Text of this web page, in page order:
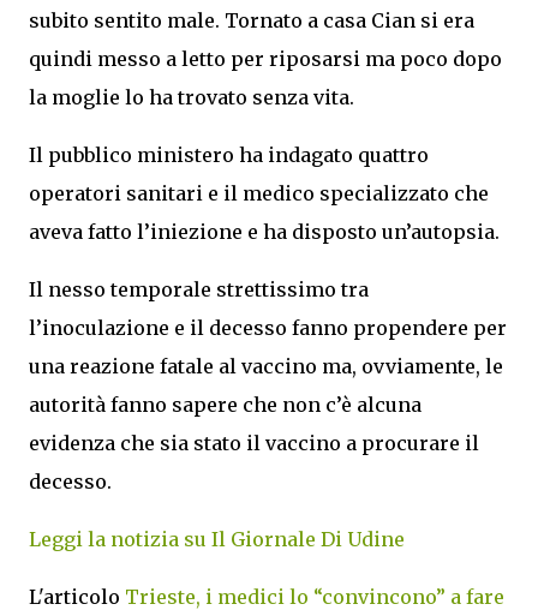
subito sentito male. Tornato a casa Cian si era
quindi messo a letto per riposarsi ma poco dopo
la moglie lo ha trovato senza vita.
Il pubblico ministero ha indagato quattro
operatori sanitari e il medico specializzato che
aveva fatto l’iniezione e ha disposto un’autopsia.
Il nesso temporale strettissimo tra
l’inoculazione e il decesso fanno propendere per
una reazione fatale al vaccino ma, ovviamente, le
autorità fanno sapere che non c’è alcuna
evidenza che sia stato il vaccino a procurare il
decesso.
Leggi la notizia su Il Giornale Di Udine
L'articolo Trieste, i medici lo “convincono” a fare